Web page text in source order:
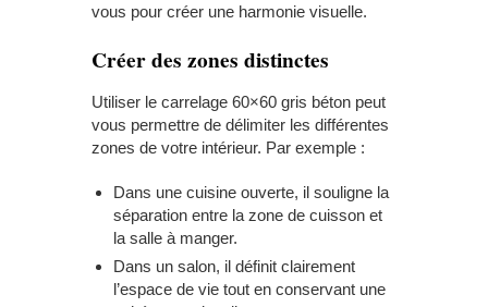
vous pour créer une harmonie visuelle.
Créer des zones distinctes
Utiliser le carrelage 60×60 gris béton peut
vous permettre de délimiter les différentes
zones de votre intérieur. Par exemple :
Dans une cuisine ouverte, il souligne la
séparation entre la zone de cuisson et
la salle à manger.
Dans un salon, il définit clairement
l’espace de vie tout en conservant une